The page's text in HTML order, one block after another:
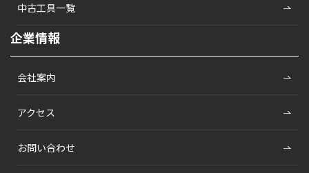
中古工具一覧
企業情報
会社案内
アクセス
お問い合わせ